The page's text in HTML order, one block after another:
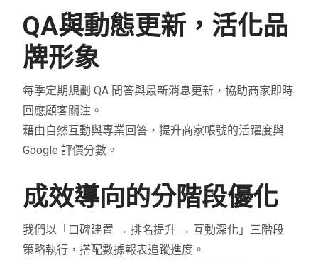
QA與動態更新，活化品
牌形象
每季定期規劃 QA 問答與最新消息更新，協助商家即時
回應顧客關注。
藉由自然互動與專業回答，提升商家帳號的活躍度與
Google 評價分數。
成效導向的分階段優化
我們以「口碑建置 → 排名提升 → 互動深化」三階段
策略執行，搭配數據報表追蹤進度。